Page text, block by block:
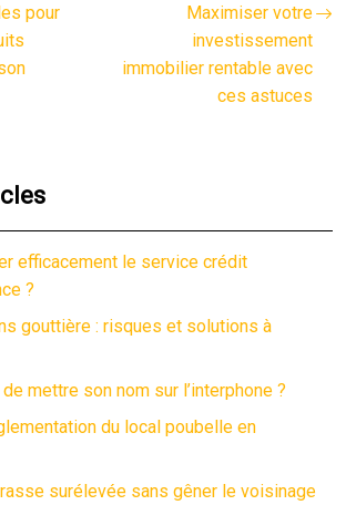
pour
Maximiser votre
investissement
immobilier rentable avec
ces astuces
efficacement le service crédit
?
gouttière : risques et solutions à
mettre son nom sur l’interphone ?
du local poubelle en
surélevée sans gêner le voisinage